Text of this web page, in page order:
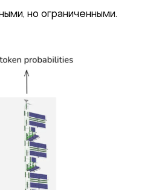
но ограниченными.